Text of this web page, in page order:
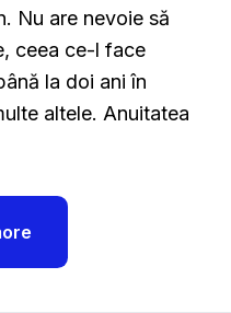
Nu are nevoie să
ceea ce-l face
la doi ani în
altele. Anuitatea